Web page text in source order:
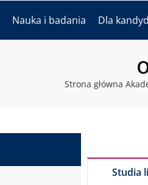
Nauka i badania Dla
Strona główna
Studia